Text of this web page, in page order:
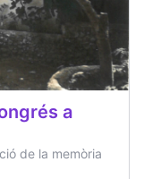
a
de la memòria